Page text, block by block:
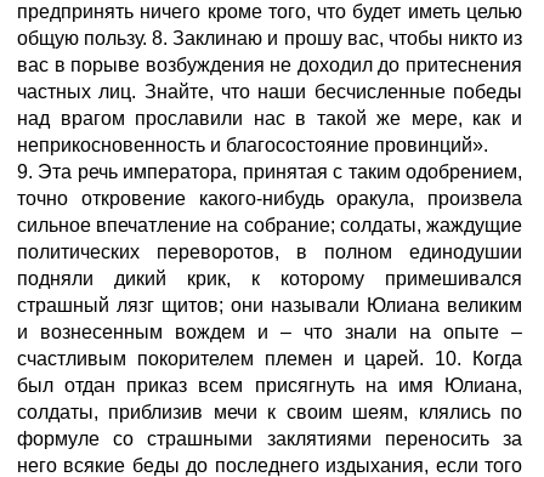
предпринять ничего кроме того, что будет иметь целью
общую пользу. 8. Заклинаю и прошу вас, чтобы никто из
вас в порыве возбуждения не доходил до притеснения
частных лиц. Знайте, что наши бесчисленные победы
над врагом прославили нас в такой же мере, как и
неприкосновенность и благосостояние провинций».
9. Эта речь императора, принятая с таким одобрением,
точно откровение какого-нибудь оракула, произвела
сильное впечатление на собрание; солдаты, жаждущие
политических переворотов, в полном единодушии
подняли дикий крик, к которому примешивался
страшный лязг щитов; они называли Юлиана великим
и вознесенным вождем и – что знали на опыте –
счастливым покорителем племен и царей. 10. Когда
был отдан приказ всем присягнуть на имя Юлиана,
солдаты, приблизив мечи к своим шеям, клялись по
формуле со страшными заклятиями переносить за
него всякие беды до последнего издыхания, если того